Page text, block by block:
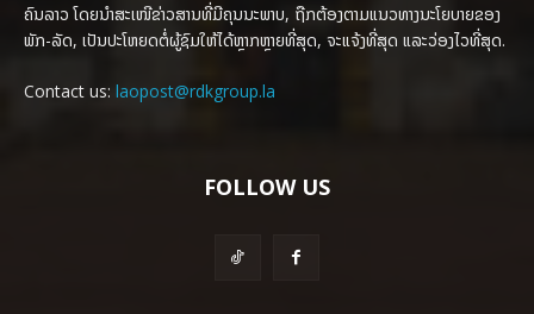
ຄົນລາວ ໂດຍນຳສະເໜີຂ່າວສານທີ່ມີຄຸນນະພາບ, ຖືກຕ້ອງຕາມແນວທາງນະໂຍບາຍຂອງ
ພັກ-ລັດ, ເປັນປະໂຫຍດຕໍ່ຜູ້ຊົມໃຫ້ໄດ້ຫຼາກຫຼາຍທີ່ສຸດ, ຈະແຈ້ງທີ່ສຸດ ແລະວ່ອງໄວທີ່ສຸດ.
Contact us: laopost@rdkgroup.la
FOLLOW US